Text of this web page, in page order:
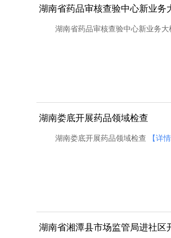
湖南省药品审核查验中心新业务
湖南省药品审核查验中心新业务大
湖南娄底开展药品领域检查
湖南娄底开展药品领域检查 【详情
湖南省湘潭县市场监管局进社区